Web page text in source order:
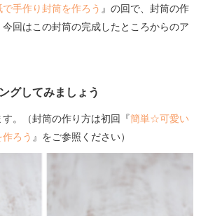
手作り封筒を作ろう 』の回で、封筒の作
回はこの封筒の完成したところからのア
グしてみましょう
。（封筒の作り方は初回『簡単☆可愛い
ろう 』をご参照ください）